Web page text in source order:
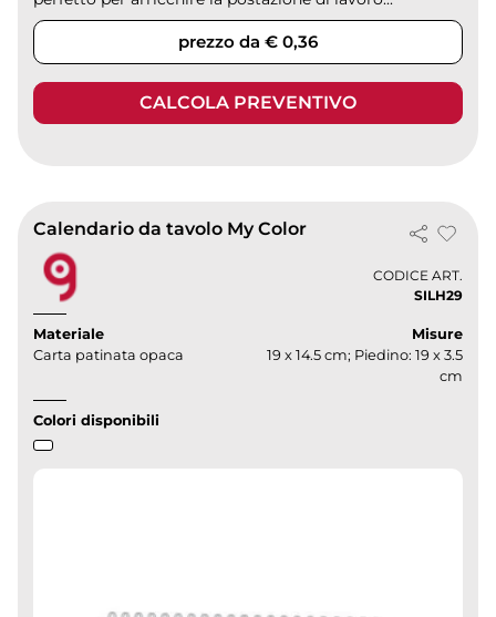
prezzo da € 0,36
CALCOLA PREVENTIVO
Calendario da tavolo My Color
CODICE ART.
SILH29
Materiale
Carta patinata opaca
Misure
19 x 14.5 cm; Piedino: 19 x 3.5
cm
Colori disponibili